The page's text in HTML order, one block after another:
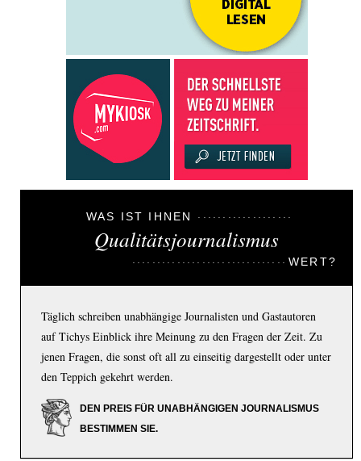
WAS IST IHNEN
Qualitätsjournalismus
WERT?
Täglich schreiben unabhängige Journalisten und Gastautoren
auf Tichys Einblick ihre Meinung zu den Fragen der Zeit. Zu
jenen Fragen, die sonst oft all zu einseitig dargestellt oder unter
den Teppich gekehrt werden.
DEN PREIS FÜR UNABHÄNGIGEN JOURNALISMUS
BESTIMMEN SIE.